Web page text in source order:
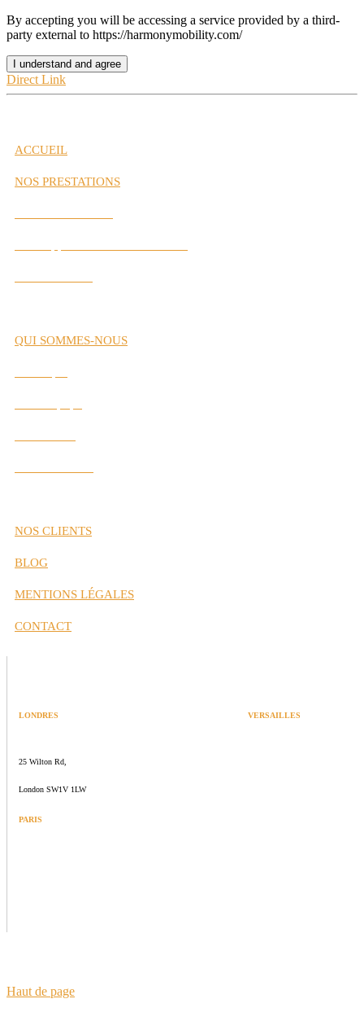
By accepting you will be accessing a service provided by a third-
party external to https://harmonymobility.com/
I understand and agree
Direct Link
ACCUEIL
NOS PRESTATIONS
QUI SOMMES-NOUS
NOS CLIENTS
BLOG
MENTIONS LÉGALES
CONTACT
LONDRES VERSAILLES
25 Wilton Rd,
London SW1V 1LW
PARIS
Haut de page